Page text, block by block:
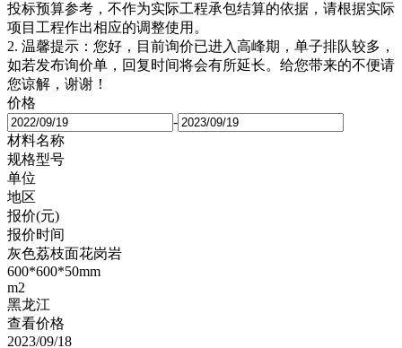
投标预算参考，不作为实际工程承包结算的依据，请根据实际
项目工程作出相应的调整使用。
2. 温馨提示：您好，目前询价已进入高峰期，单子排队较多，
如若发布询价单，回复时间将会有所延长。给您带来的不便请
您谅解，谢谢！
价格
-
材料名称
规格型号
单位
地区
报价(元)
报价时间
灰色荔枝面花岗岩
600*600*50mm
m2
黑龙江
查看价格
2023/09/18